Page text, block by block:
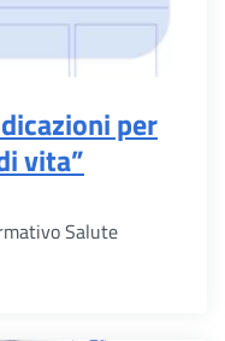
per
vita”
Salute